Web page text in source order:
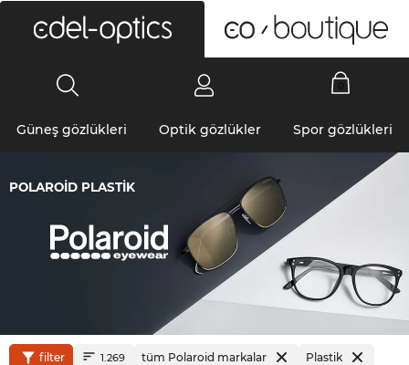
Güneş gözlükleri Optik gözlükler Spor gözlükleri
POLAROID PLASTIK
filter 1.269 tüm Polaroid markalar Plastik